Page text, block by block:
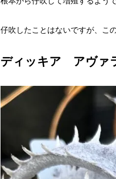
仔吹したことはないですが、こ
ディッキア アヴァ